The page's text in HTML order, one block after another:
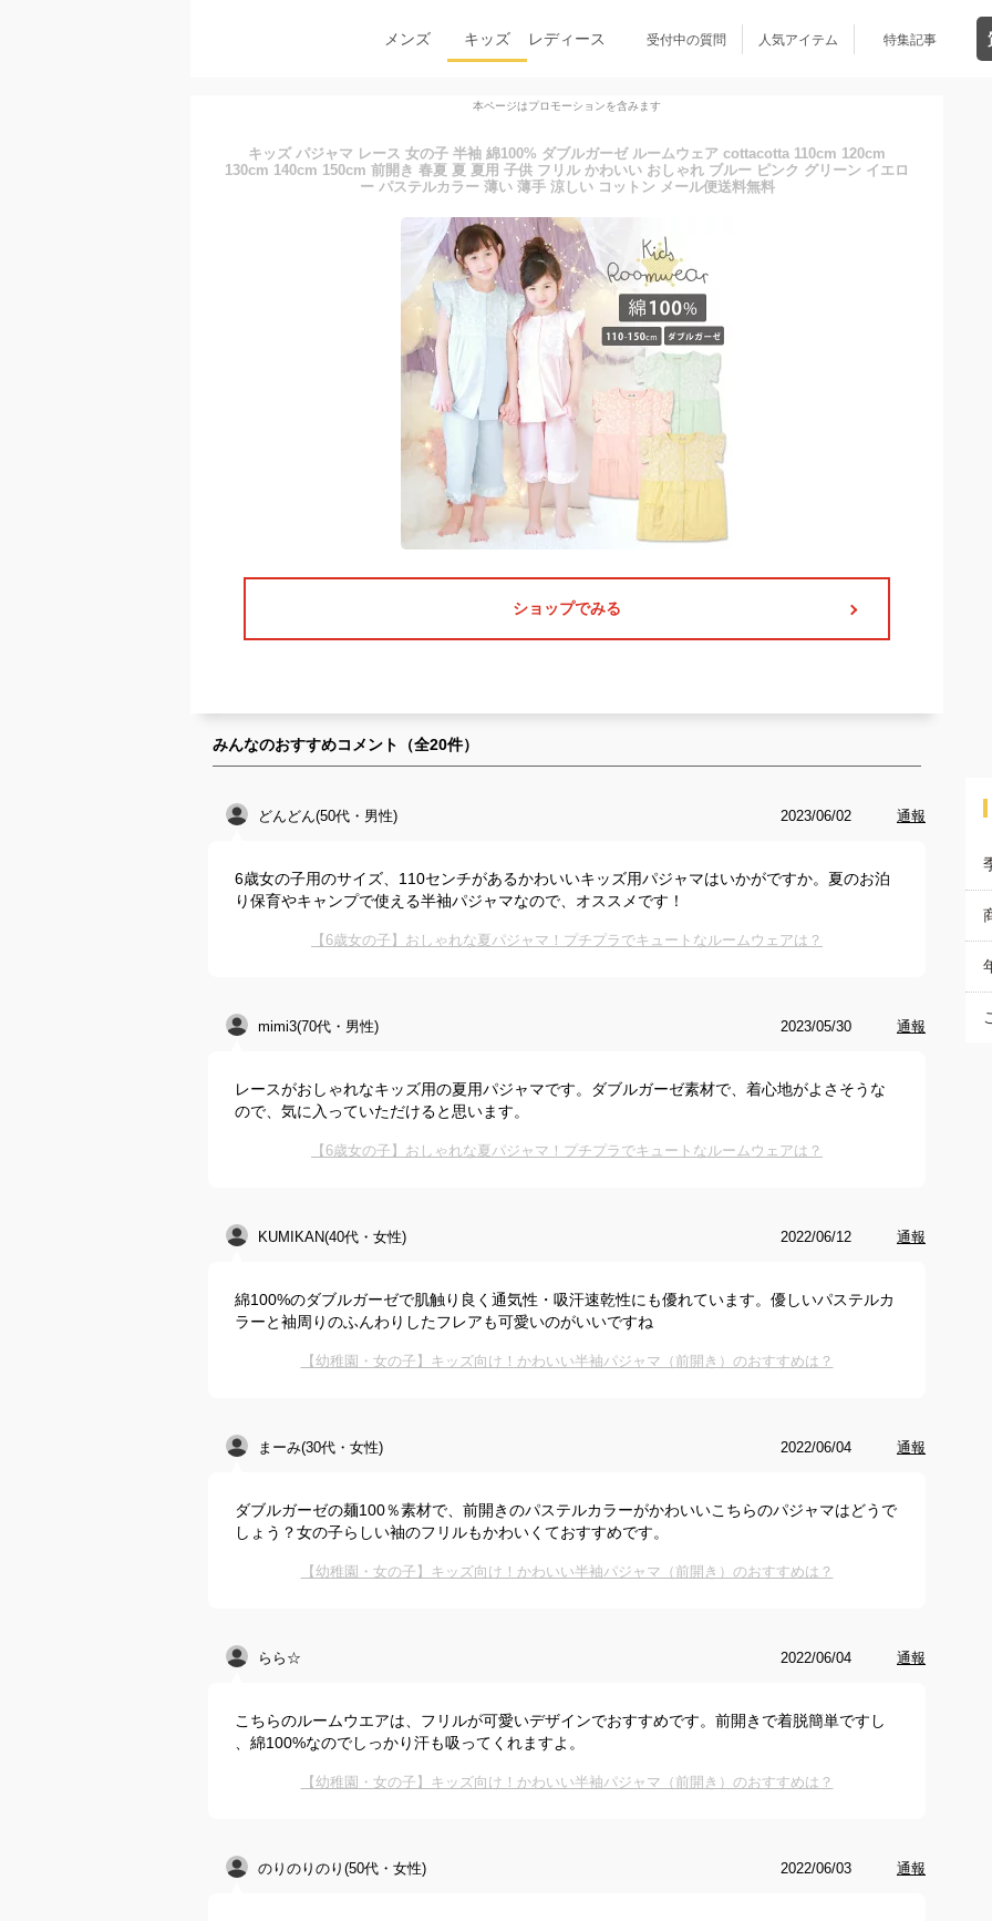
メンズ キッズ レディース 受付中の質問 人気アイテム 特集記事
本ページはプロモーションを含みます
キッズ パジャマ レース 女の子 半袖 綿100% ダブルガーゼ ルームウェア cottacotta 110cm 120cm
130cm 140cm 150cm 前開き 春夏 夏 夏用 子供 フリル かわいい おしゃれ ブルー ピンク グリーン イエロ
ー パステルカラー 薄い 薄手 涼しい コットン メール便送料無料
ショップでみる
みんなのおすすめコメント（全20件）
どんどん(50代・男性) 2023/06/02 通報
6歳女の子用のサイズ、110センチがあるかわいいキッズ用パジャマはいかがですか。夏のお泊
り保育やキャンプで使える半袖パジャマなので、オススメです！
【6歳女の子】おしゃれな夏パジャマ！プチプラでキュートなルームウェアは？
mimi3(70代・男性) 2023/05/30 通報
レースがおしゃれなキッズ用の夏用パジャマです。ダブルガーゼ素材で、着心地がよさそうな
ので、気に入っていただけると思います。
【6歳女の子】おしゃれな夏パジャマ！プチプラでキュートなルームウェアは？
KUMIKAN(40代・女性) 2022/06/12 通報
綿100%のダブルガーゼで肌触り良く通気性・吸汗速乾性にも優れています。優しいパステルカ
ラーと袖周りのふんわりしたフレアも可愛いのがいいですね
【幼稚園・女の子】キッズ向け！かわいい半袖パジャマ（前開き）のおすすめは？
まーみ(30代・女性) 2022/06/04 通報
ダブルガーゼの麺100％素材で、前開きのパステルカラーがかわいいこちらのパジャマはどうで
しょう？女の子らしい袖のフリルもかわいくておすすめです。
【幼稚園・女の子】キッズ向け！かわいい半袖パジャマ（前開き）のおすすめは？
らら☆ 2022/06/04 通報
こちらのルームウエアは、フリルが可愛いデザインでおすすめです。前開きで着脱簡単ですし
、綿100%なのでしっかり汗も吸ってくれますよ。
【幼稚園・女の子】キッズ向け！かわいい半袖パジャマ（前開き）のおすすめは？
のりのりのり(50代・女性) 2022/06/03 通報